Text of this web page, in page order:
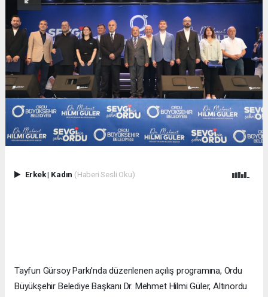
Erkek| Kadın (Haberi Sesli Oku)
Tayfun Gürsoy Parkı’nda düzenlenen açılış programına, Ordu
Büyükşehir Belediye Başkanı Dr. Mehmet Hilmi Güler, Altınordu